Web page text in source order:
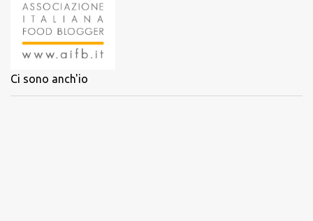
Ci sono anch'io